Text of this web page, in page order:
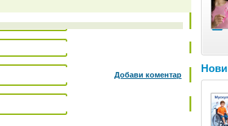
Добави коментар